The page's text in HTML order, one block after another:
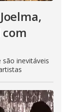
inevitáveis